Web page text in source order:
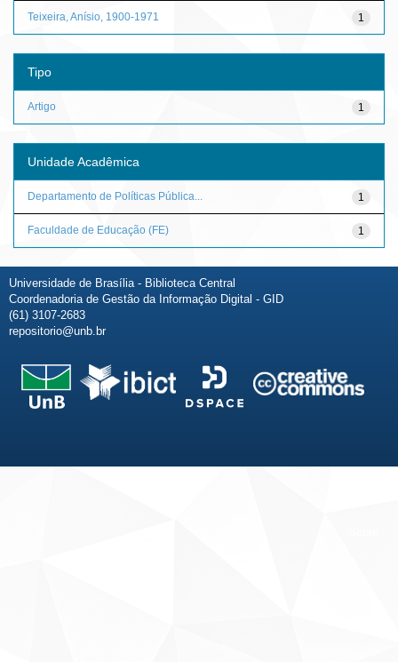
1
Teixeira, Anísio, 1900-1971
Tipo
1
Artigo
Unidade Acadêmica
1
Departamento de Políticas Pública...
1
Faculdade de Educação (FE)
Universidade de Brasília - Biblioteca Central
Coordenadoria de Gestão da Informação Digital - GID
(61) 3107-2683
repositorio@unb.br